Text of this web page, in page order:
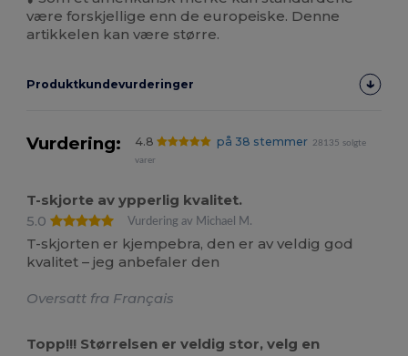
være forskjellige enn de europeiske. Denne
artikkelen kan være større.
Produktkundevurderinger
Vurdering: 4.8 på 38 stemmer
28135 solgte
varer
T-skjorte av ypperlig kvalitet.
5.0
Vurdering av Michael M.
T-skjorten er kjempebra, den er av veldig god
kvalitet – jeg anbefaler den
Oversatt fra Français
Topp!!! Størrelsen er veldig stor, velg en